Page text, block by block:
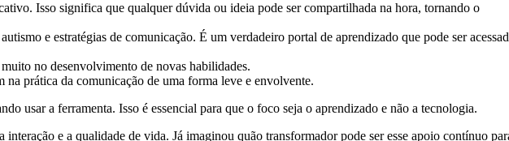
Isso significa que qualquer dúvida ou ideia pode ser compartilhada na hora, tornando o
e estratégias de comunicação. É um verdadeiro portal de aprendizado que pode ser
no desenvolvimento de novas habilidades.
prática da comunicação de uma forma leve e envolvente.
usar a ferramenta. Isso é essencial para que o foco seja o aprendizado e não a tecnologia.
e a qualidade de vida. Já imaginou quão transformador pode ser esse apoio contínuo